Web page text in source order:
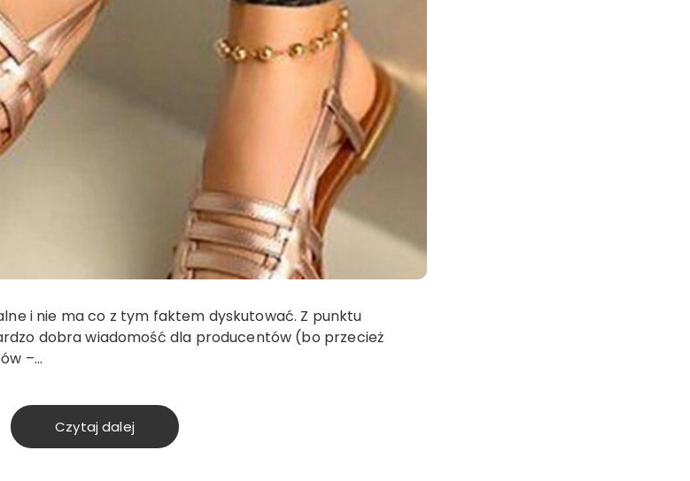
i nie ma co z tym faktem dyskutować. Z punktu
dobra wiadomość dla producentów (bo przecież
–…
Czytaj dalej